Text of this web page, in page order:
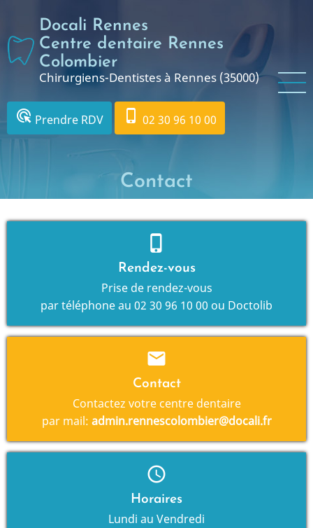
contenu
principal
Docali Rennes
Centre dentaire Rennes
Colombier
Chirurgiens-Dentistes à Rennes (35000)
ads_click Prendre RDV phone_iphone 02 30 96 10 00
Contact
phone_iphone
Rendez-vous
Prise de rendez-vous
par téléphone au 02 30 96 10 00 ou Doctolib
mail
Contact
Contactez votre centre dentaire
par mail: admin.rennescolombier@docali.fr
schedule
Horaires
Lundi au Vendredi